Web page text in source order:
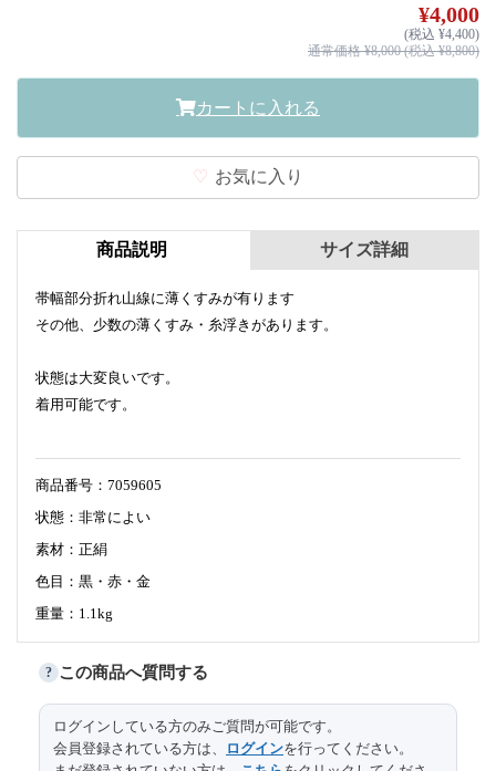
¥4,000
(税込 ¥4,400)
通常価格 ¥8,000 (税込 ¥8,800)
カートに入れる
お気に入り
商品説明
帯幅部分折れ山線に薄くすみが有ります
その他、少数の薄くすみ・糸浮きがあります。
状態は大変良いです。
着用可能です。
商品番号：7059605
状態：非常によい
素材：正絹
色目：黒・赤・金
重量：1.1kg
サイズ詳細
サイズ（cm） 長さ
? この商品へ質問する
ログインしている方のみご質問が可能です。
会員登録されている方は、
ログインを行ってください。